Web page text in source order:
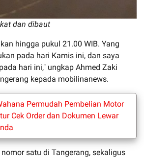
dan dibaut
hingga pukul 21.00 WIB. Yang
pada hari Kamis ini, dan saya
hari ini," ungkap Ahmed Zaki
kepada mobilinanews.
Permudah Pembelian Motor
Cek Order dan Dokumen Lewar
satu di Tangerang, sekaligus